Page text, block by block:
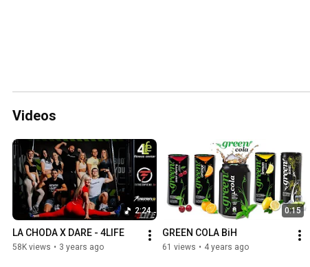
Videos
2:24
LA CHODA X DARE - 4LIFE
58K views • 3 years ago
0:15
GREEN COLA BiH
61 views • 4 years ago